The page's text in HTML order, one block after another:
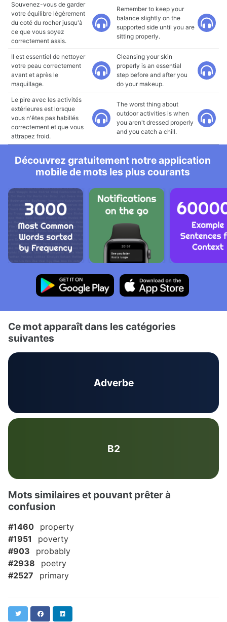
Souvenez-vous de garder
votre équilibre légèrement
du coté du rocher jusqu'à
ce que vous soyez
correctement assis.
Remember to keep your
balance slightly on the
supported side until you are
sitting properly.
Il est essentiel de nettoyer
votre peau correctement
avant et après le
maquillage.
Cleansing your skin
properly is an essential
step before and after you
do your makeup.
Le pire avec les activités
extérieures est lorsque
vous n'êtes pas habillés
correctement et que vous
attrapez froid.
The worst thing about
outdoor activities is when
you aren't dressed properly
and you catch a chill.
Découvrez gratuitement notre application
mobile de mots les plus courants
Ce mot apparaît dans les catégories
suivantes
Adverbe
B2
Mots similaires et pouvant prêter à
confusion
#1460
property
#1951
poverty
#903
probably
#2938
poetry
#2527
primary
Twitter Facebook